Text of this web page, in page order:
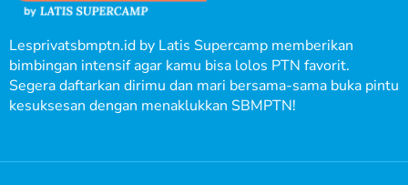
Lesprivatsbmptn.id by Latis Supercamp memberikan
bimbingan intensif agar kamu bisa lolos PTN favorit.
Segera daftarkan dirimu dan mari bersama-sama buka pintu
kesuksesan dengan menaklukkan SBMPTN!